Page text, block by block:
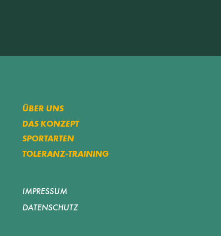
ÜBER UNS
DAS KONZEPT
SPORTARTEN
TOLERANZ-TRAINING
IMPRESSUM
DATENSCHUTZ